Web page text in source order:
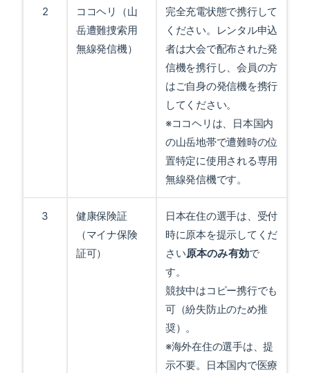
2
ココヘリ（山
岳遭難捜索用
無線発信機）
完全充電状態で携行して
ください。レンタル申込
者は大会で配布された発
信機を携行し、会員の方
はご自身の発信機を携行
してください。
※ココヘリは、日本国内
の山岳地帯で遭難時の位
置特定に使用される専用
無線発信機です。
3
健康保険証
（マイナ保険
証可）
日本在住の選手は、受付
時に原本を提示してくだ
さい原本のみ有効で
す。
競技中はコピー携行でも
可（紛失防止のため推
奨）。
※海外在住の選手は、提
示不要。日本国内で医療